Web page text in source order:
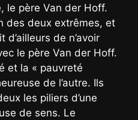
le père Van der Hoff.
des deux extrêmes, et
de n’avoir
le père Van der Hoff.
et la « pauvreté
de l’autre. Ils
les piliers d’une
de sens. Le